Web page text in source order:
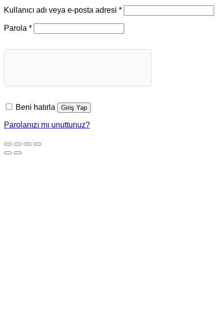
Kullanıcı adı veya e-posta adresi *Gerekli
Parola *Gerekli
Beni hatırla Giriş Yap
Parolanızı mı unuttunuz?